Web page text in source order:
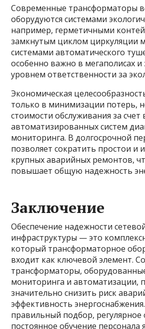
Современные трансформаторы
оборудуются системами
например, герметичными
замкнутым циклом циркуляции
системами автоматического
особенно важно в мегаполисах и
уровнем ответственности за
Экономическая
только в минимизации потерь,
стоимости обслуживания за счет
автоматизированных систем
мониторинга. В долгосрочной
позволяет сократить простои и
крупных аварийных ремонтов,
повышает общую надежность
Заключение
Обеспечение надежности
инфраструктуры — это
который трансформаторное
входит как ключевой элемент.
трансформаторы,
мониторинга и автоматизации,
значительно снизить риск
эффективность
правильный подбор, регулярное
постоянное обучение персонала